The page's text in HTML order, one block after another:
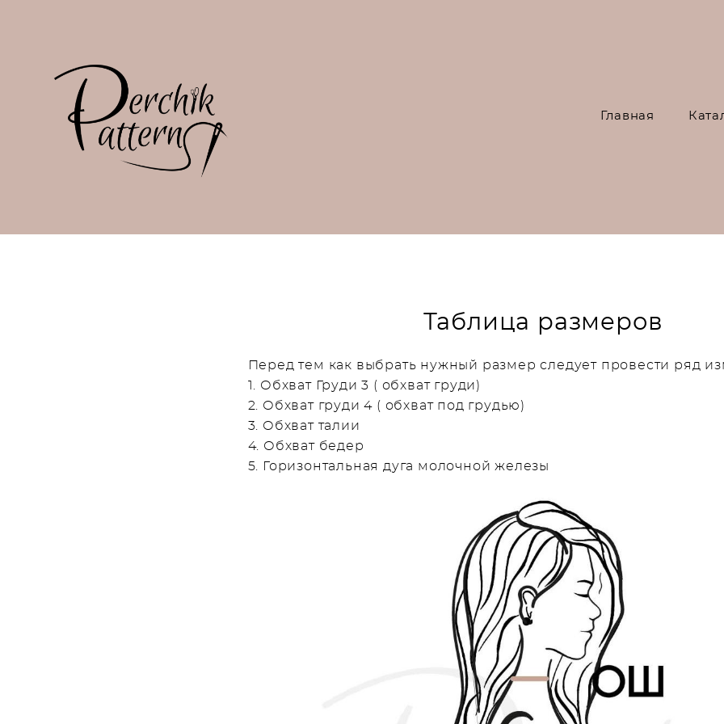
Главная
Таблица размеров
Перед тем как выбрать нужный размер следует провести ряд
1. Обхват Груди 3 ( обхват груди)
2. Обхват груди 4 ( обхват под грудью)
3. Обхват талии
4. Обхват бедер
5. Горизонтальная дуга молочной железы